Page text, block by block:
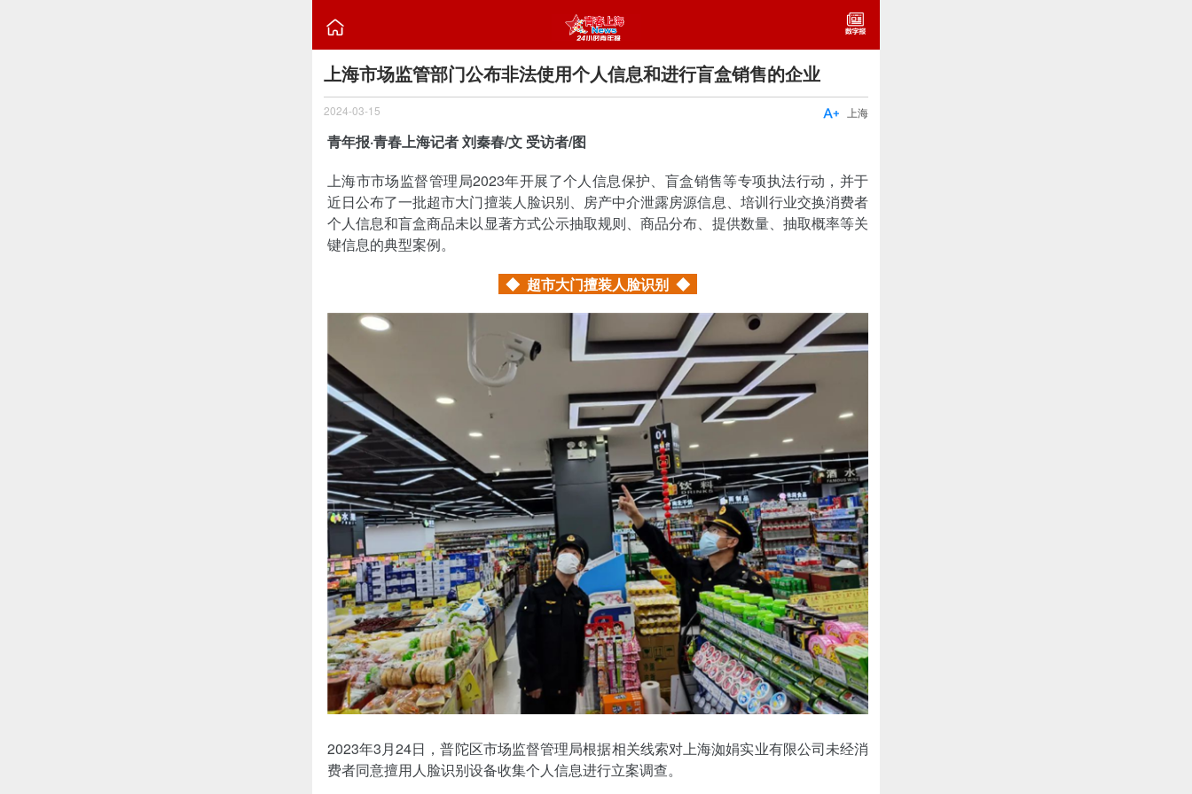

上海市场监管部门公布非法使用个人信息和进行盲盒销售的企业
2024-03-15 上海

青年报·青春上海记者 刘秦春/文 受访者/图
上海市市场监督管理局2023年开展了个人信息保护、盲盒销售等专项执法行动，并于
近日公布了一批超市大门擅装人脸识别、房产中介泄露房源信息、培训行业交换消费者
个人信息和盲盒商品未以显著方式公示抽取规则、商品分布、提供数量、抽取概率等关
键信息的典型案例。
◆ 超市大门擅装人脸识别 ◆
2023年3月24日，普陀区市场监督管理局根据相关线索对上海洳娟实业有限公司未经消
费者同意擅用人脸识别设备收集个人信息进行立案调查。